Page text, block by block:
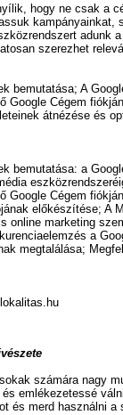
hogy ne csak a
kampányainkat,
adunk
szerezhet
bemutatása; A
Google Cégem
átnézése és
bemutatása: a
Google Cégem
előkészítése; A
online marketing
a
megtalálása;
számára nagy
emlékezetessé
és merd használni a